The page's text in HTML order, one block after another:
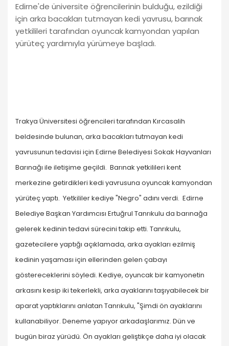
Edirne'de üniversite öğrencilerinin bulduğu, ezildiği
için arka bacakları tutmayan kedi yavrusu, barınak
yetkilileri tarafından oyuncak kamyondan yapılan
yürüteç yardımıyla yürümeye başladı.
Trakya Üniversitesi öğrencileri tarafından Kırcasalih
beldesinde bulunan, arka bacakları tutmayan kedi
yavrusunun tedavisi için Edirne Belediyesi Sokak Hayvanları
Barınağı ile iletişime geçildi. Barınak yetkilileri kent
merkezine getirdikleri kedi yavrusuna oyuncak kamyondan
yürüteç yaptı. Yetkililer kediye "Negro" adını verdi. Edirne
Belediye Başkan Yardımcısı Ertuğrul Tanrıkulu da barınağa
gelerek kedinin tedavi sürecini takip etti. Tanrıkulu,
gazetecilere yaptığı açıklamada, arka ayakları ezilmiş
kedinin yaşaması için ellerinden gelen çabayı
göstereceklerini söyledi. Kediye, oyuncak bir kamyonetin
arkasını kesip iki tekerlekli, arka ayaklarını taşıyabilecek bir
aparat yaptıklarını anlatan Tanrıkulu, "Şimdi ön ayaklarını
kullanabiliyor. Deneme yapıyor arkadaşlarımız. Dün ve
bugün biraz yürüdü. Ön ayakları geliştikçe daha iyi olacak